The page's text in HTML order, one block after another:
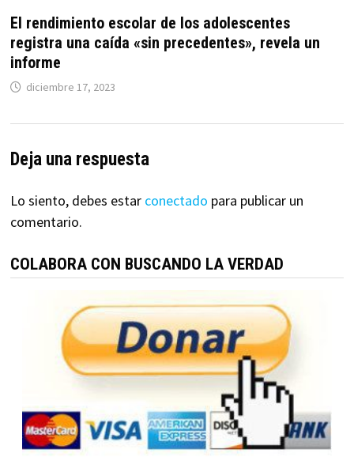
El rendimiento escolar de los adolescentes
registra una caída «sin precedentes», revela un
informe
diciembre 17, 2023
Deja una respuesta
Lo siento, debes estar conectado para publicar un
comentario.
COLABORA CON BUSCANDO LA VERDAD